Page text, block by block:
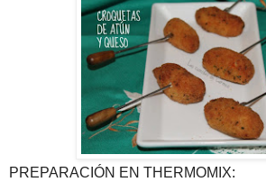
PREPARACIÓN EN THERMOMIX: